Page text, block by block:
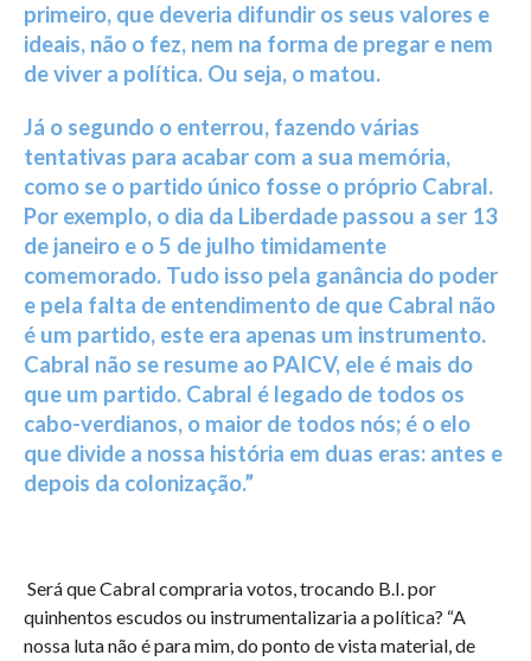
primeiro, que deveria difundir os seus valores e
ideais, não o fez, nem na forma de pregar e nem
de viver a política. Ou seja, o matou.
Já o segundo o enterrou, fazendo várias
tentativas para acabar com a sua memória,
como se o partido único fosse o próprio Cabral.
Por exemplo, o dia da Liberdade passou a ser 13
de janeiro e o 5 de julho timidamente
comemorado. Tudo isso pela ganância do poder
e pela falta de entendimento de que Cabral não
é um partido, este era apenas um instrumento.
Cabral não se resume ao PAICV, ele é mais do
que um partido. Cabral é legado de todos os
cabo-verdianos, o maior de todos nós; é o elo
que divide a nossa história em duas eras: antes e
depois da colonização.”
Será que Cabral compraria votos, trocando B.I. por
quinhentos escudos ou instrumentalizaria a política? “A
nossa luta não é para mim, do ponto de vista material, de